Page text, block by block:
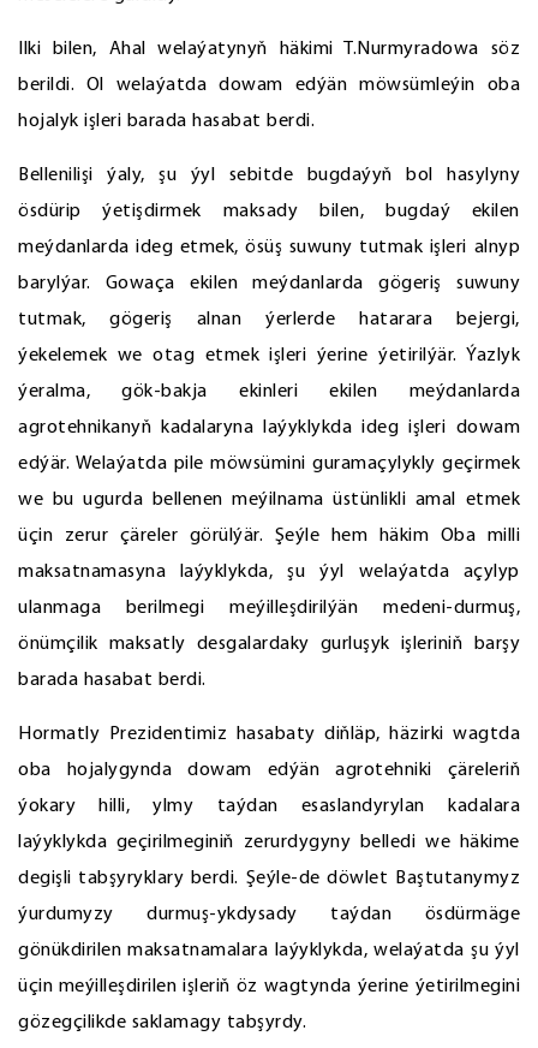
Ilki bilen, Ahal welaýatynyň häkimi T.Nurmyradowa söz
berildi. Ol welaýatda dowam edýän möwsümleýin oba
hojalyk işleri barada hasabat berdi.
Bellenilişi ýaly, şu ýyl sebitde bugdaýyň bol hasylyny
ösdürip ýetişdirmek maksady bilen, bugdaý ekilen
meýdanlarda ideg etmek, ösüş suwuny tutmak işleri alnyp
barylýar. Gowaça ekilen meýdanlarda gögeriş suwuny
tutmak, gögeriş alnan ýerlerde hatarara bejergi,
ýekelemek we otag etmek işleri ýerine ýetirilýär. Ýazlyk
ýeralma, gök-bakja ekinleri ekilen meýdanlarda
agrotehnikanyň kadalaryna laýyklykda ideg işleri dowam
edýär. Welaýatda pile möwsümini guramaçylykly geçirmek
we bu ugurda bellenen meýilnama üstünlikli amal etmek
üçin zerur çäreler görülýär. Şeýle hem häkim Oba milli
maksatnamasyna laýyklykda, şu ýyl welaýatda açylyp
ulanmaga berilmegi meýilleşdirilýän medeni-durmuş,
önümçilik maksatly desgalardaky gurluşyk işleriniň barşy
barada hasabat berdi.
Hormatly Prezidentimiz hasabaty diňläp, häzirki wagtda
oba hojalygynda dowam edýän agrotehniki çäreleriň
ýokary hilli, ylmy taýdan esaslandyrylan kadalara
laýyklykda geçirilmeginiň zerurdygyny belledi we häkime
degişli tabşyryklary berdi. Şeýle-de döwlet Baştutanymyz
ýurdumyzy durmuş-ykdysady taýdan ösdürmäge
gönükdirilen maksatnamalara laýyklykda, welaýatda şu ýyl
üçin meýilleşdirilen işleriň öz wagtynda ýerine ýetirilmegini
gözegçilikde saklamagy tabşyrdy.